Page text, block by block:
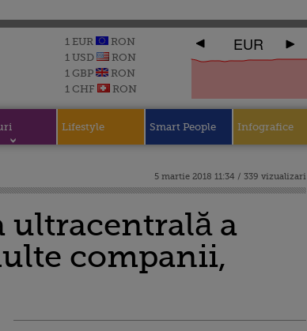
1 EUR
RON
1 USD
RON
1 GBP
RON
1 CHF
RON
EUR
Lifestyle Smart People Infografice
5 martie 2018 11:34 / 339 vizualizari
ultracentrală a
companii,